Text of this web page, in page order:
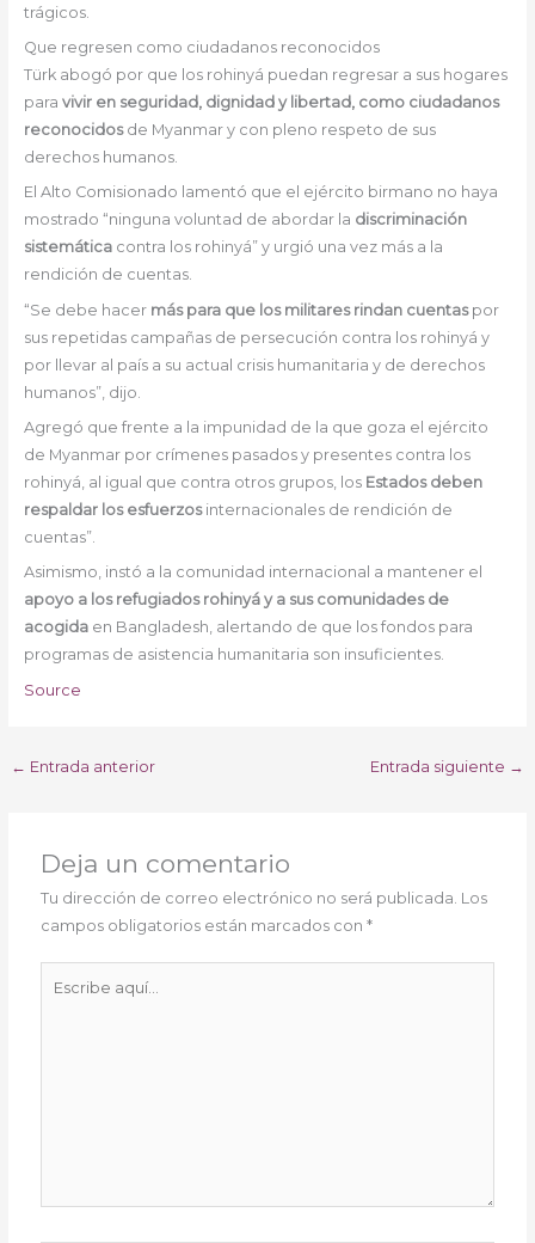
trágicos.
Que regresen como ciudadanos reconocidos
Türk abogó por que los rohinyá puedan regresar a sus hogares
para vivir en seguridad, dignidad y libertad, como ciudadanos
reconocidos de Myanmar y con pleno respeto de sus
derechos humanos.
El Alto Comisionado lamentó que el ejército birmano no haya
mostrado “ninguna voluntad de abordar la discriminación
sistemáticacontra los rohinyá” y urgió una vez más a la
rendición de cuentas.
“Se debe hacer más para que los militares rindan cuentaspor
sus repetidas campañas de persecución contra los rohinyá y
por llevar al país a su actual crisis humanitaria y de derechos
humanos”, dijo.
Agregó que frente a la impunidad de la que goza el ejército
de Myanmar por crímenes pasados y presentes contra los
rohinyá, al igual que contra otros grupos, los Estados deben
respaldar los esfuerzosinternacionales de rendición de
cuentas”.
Asimismo, instó a la comunidad internacional a mantener el
apoyo a los refugiados rohinyá y a sus comunidades de
acogidaen Bangladesh, alertando de que los fondos para
programas de asistencia humanitaria son insuficientes.
Source
← Entrada anterior Entrada siguiente →
Deja un comentario
Tu dirección de correo electrónico no será publicada. Los
campos obligatorios están marcados con*